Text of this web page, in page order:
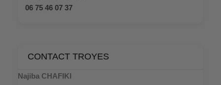
06 75 46 07 37
CONTACT TROYES
Najiba CHAFIKI